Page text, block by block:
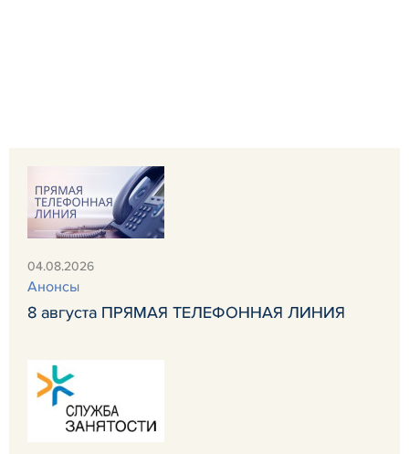
04.08.2026
Анонсы
8 августа ПРЯМАЯ ТЕЛЕФОННАЯ ЛИНИЯ